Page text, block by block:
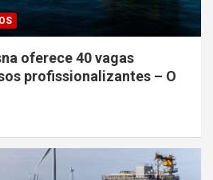
oferece 40 vagas
profissionalizantes – O